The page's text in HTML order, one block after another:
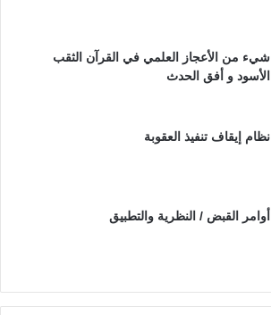
شيء من الأعجاز العلمي في القرآن الثقب
الأسود و أفق الحدث
نظام إيقاف تنفيذ العقوبة
أوامر القبض / النظرية والتطبيق